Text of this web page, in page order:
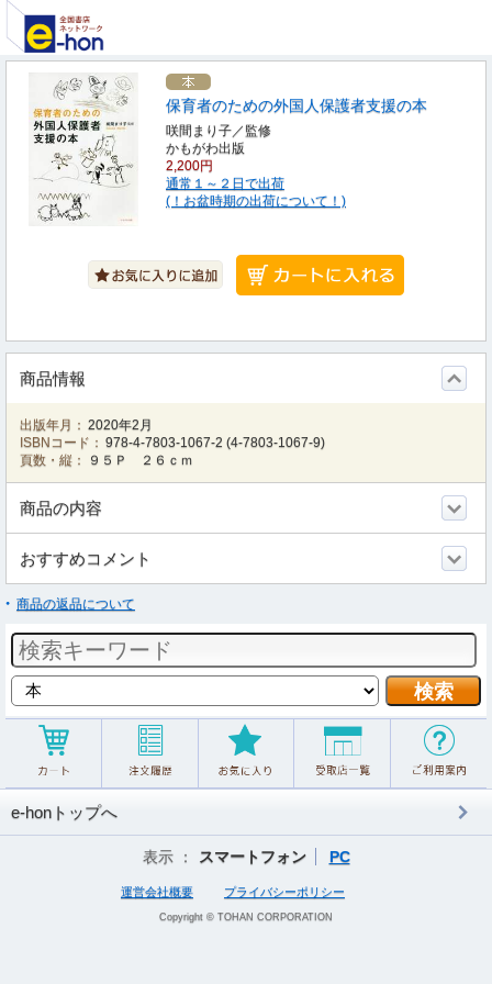
保育者のための外国人保護者支援の本
咲間まり子／監修
かもがわ出版
2,200円
通常１～２日で出荷
(！お盆時期の出荷について！)
商品情報
出版年月： 2020年2月
ISBNコード： 978-4-7803-1067-2 (4-7803-1067-9)
頁数・縦：
９５Ｐ ２６ｃｍ
商品の内容
おすすめコメント
商品の返品について
e-honトップへ
表示 ： スマートフォン PC
運営会社概要 プライバシーポリシー
Copyright © TOHAN CORPORATION